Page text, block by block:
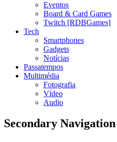
Eventos
Board & Card Games
Twitch [RDBGames]
Tech
Smartphones
Gadgets
Notícias
Passatempos
Multimédia
Fotografia
Vídeo
Audio
Secondary Navigation